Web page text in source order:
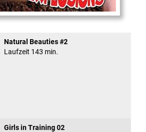
Natural Beauties #2
Laufzeit 143 min.
Girls in Training 02